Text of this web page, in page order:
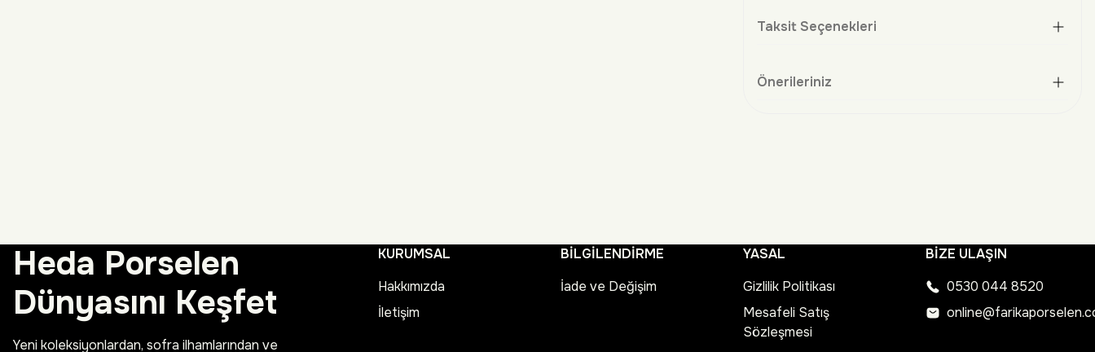
Taksit Seçenekleri
Önerileriniz
Heda Porselen
Dünyasını Keşfet
Yeni koleksiyonlardan, sofra ilhamlarından ve
KURUMSAL
Hakkımızda
İletişim
BİLGİLENDİRME
İade ve Değişim
YASAL
Gizlilik Politikası
Mesafeli Satış
Sözleşmesi
BİZE ULAŞIN
0530 044 8520